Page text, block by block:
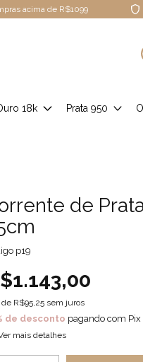
acima de R$1099
18k Prata 950
de
p19
de R$95,25 sem juros
de desconto pagando com Pix
mais detalhes